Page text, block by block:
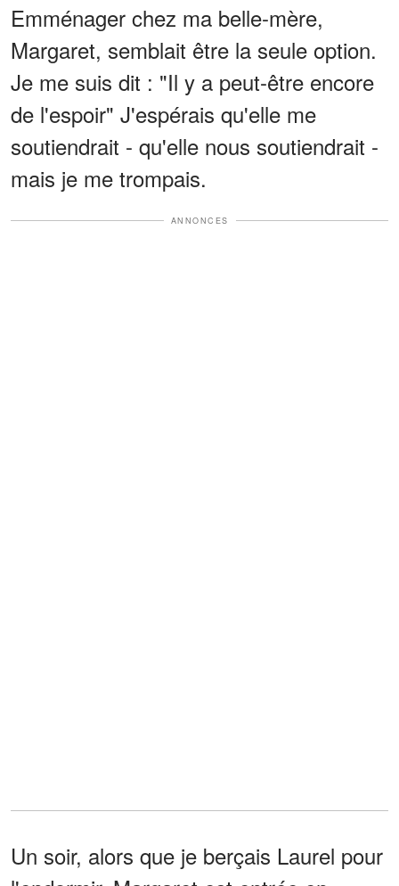
Emménager chez ma belle-mère,
Margaret, semblait être la seule option.
Je me suis dit : "Il y a peut-être encore
de l'espoir" J'espérais qu'elle me
soutiendrait - qu'elle nous soutiendrait -
mais je me trompais.
ANNONCES
Un soir, alors que je berçais Laurel pour